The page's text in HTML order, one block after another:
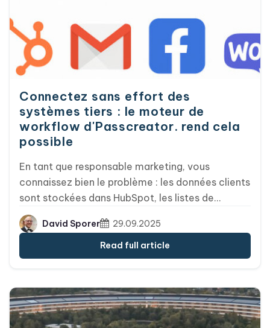
Connectez sans effort des
systèmes tiers : le moteur de
workflow d'Passcreator. rend cela
possible
En tant que responsable marketing, vous
connaissez bien le problème : les données clients
sont stockées dans HubSpot, les listes de
diffusion dans MailChimp, et les cartes d'accès
au portefeuille sont censées être créées
automatiquement dès qu'un utilisateur s'inscrit à
la newsletter. Jusqu'à présent, cela impliquait un
de temps. Le moteur de flux de travail
d'Passcreator change radicalement la donne et
transforme ces tâches routinières chronophages
David Sporer
29.09.2025
Read full article